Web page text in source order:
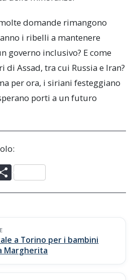
domande rimangono
i ribelli a mantenere
governo inclusivo? E come
di Assad, tra cui Russia e Iran?
per ora, i siriani festeggiano
porti a un futuro
C
o
di
vi
di
a Torino per i bambini
Margherita